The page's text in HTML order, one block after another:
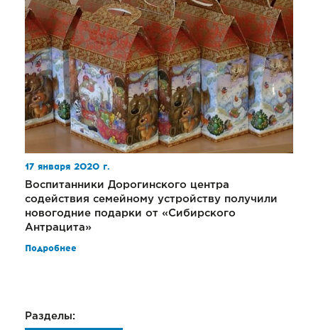
17 января 2020 г.
Воспитанники Дорогинского центра
содействия семейному устройству получили
новогодние подарки от «Сибирского
Антрацита»
Подробнее
Разделы: